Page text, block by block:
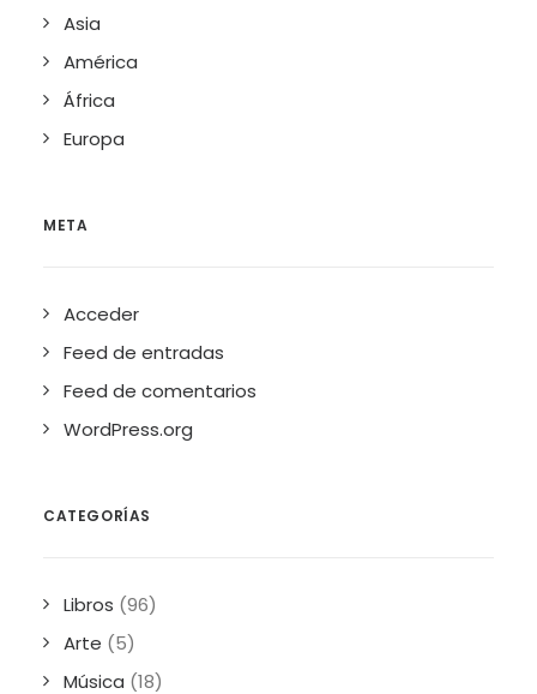
Asia
América
África
Europa
META
Acceder
Feed de entradas
Feed de comentarios
WordPress.org
CATEGORÍAS
Libros (96)
Arte (5)
Música (18)